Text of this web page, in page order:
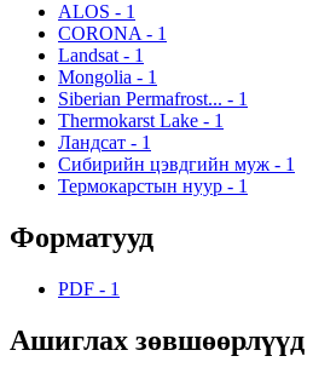
ALOS - 1
CORONA - 1
Landsat - 1
Mongolia - 1
Siberian Permafrost... - 1
Thermokarst Lake - 1
Ландсат - 1
Сибирийн цэвдгийн муж - 1
Термокарстын нуур - 1
Форматууд
PDF - 1
Ашиглах зөвшөөрлүүд